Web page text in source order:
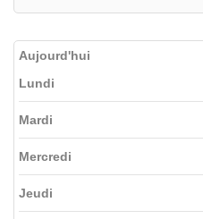
Aujourd'hui
Lundi
Mardi
Mercredi
Jeudi